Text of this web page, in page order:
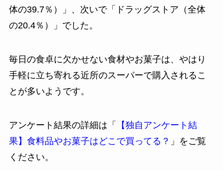
体の39.7％）」、次いで「ドラッグストア（全体
の20.4％）」でした。
毎日の食卓に欠かせない食材やお菓子は、やはり
手軽に立ち寄れる近所のスーパーで購入されるこ
とが多いようです。
アンケート結果の詳細は「
【独自アンケート結
果】食料品やお菓子はどこで買ってる？ 」をご覧
ください。